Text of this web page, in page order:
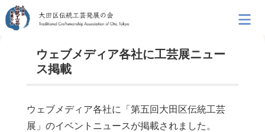
ウェブメディア各社に工芸展ニュー
ス掲載
ウェブメディア各社に「第五回大田区伝統工芸
展」のイベントニュースが掲載されました。